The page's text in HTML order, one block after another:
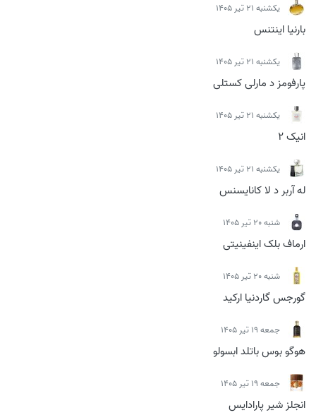
يكشنبه 21 تیر 1405
بارنیا اینتنس
يكشنبه 21 تیر 1405
پارفومز د مارلی کستلی
يكشنبه 21 تیر 1405
انیک 2
يكشنبه 21 تیر 1405
له آربر د لا کانایسنس
شنبه 20 تیر 1405
ارماف بلک اینفینیتی
شنبه 20 تیر 1405
گورجس گاردنیا ارکید
جمعه 19 تیر 1405
هوگو بوس باتلد ابسولو
جمعه 19 تیر 1405
انجلز شیر پارادایس